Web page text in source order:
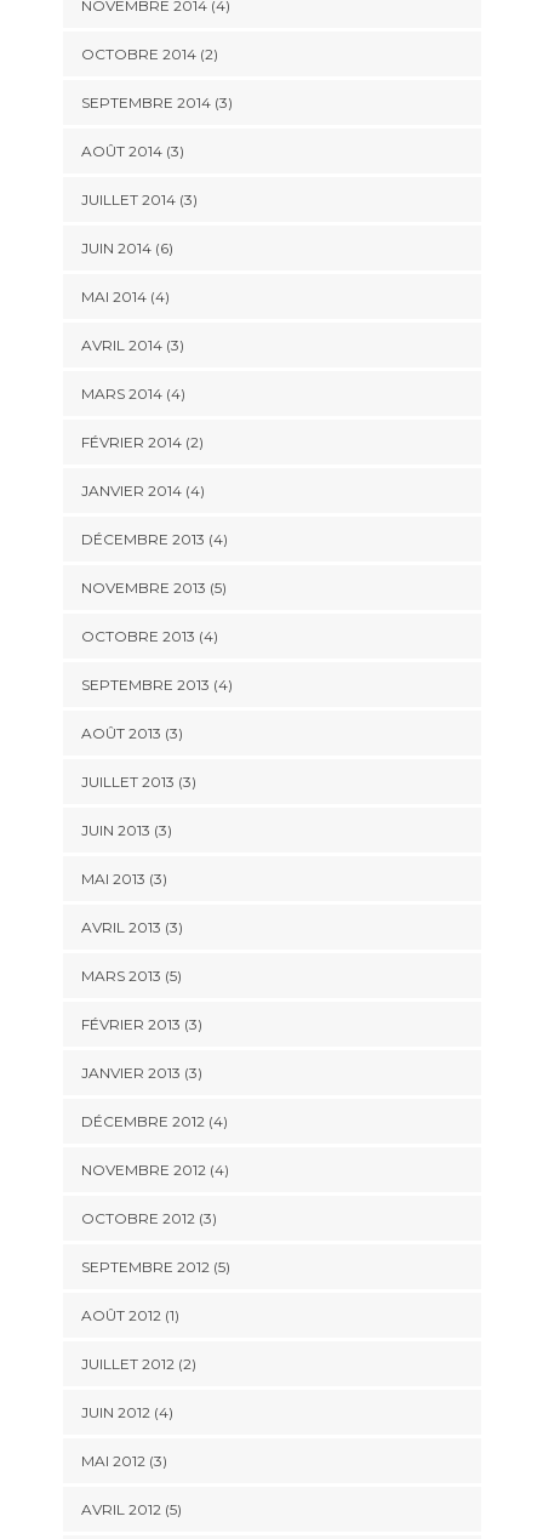
NOVEMBRE 2014(4)
OCTOBRE 2014(2)
SEPTEMBRE 2014(3)
AOÛT 2014(3)
JUILLET 2014(3)
JUIN 2014(6)
MAI 2014(4)
AVRIL 2014(3)
MARS 2014(4)
FÉVRIER 2014(2)
JANVIER 2014(4)
DÉCEMBRE 2013 (4)
NOVEMBRE 2013 (5)
OCTOBRE 2013 (4)
SEPTEMBRE 2013 (4)
AOÛT 2013 (3)
JUILLET 2013 (3)
JUIN 2013 (3)
MAI 2013 (3)
AVRIL 2013 (3)
MARS 2013 (5)
FÉVRIER 2013 (3)
JANVIER 2013 (3)
DÉCEMBRE 2012(4)
NOVEMBRE 2012(4)
OCTOBRE 2012(3)
SEPTEMBRE 2012(5)
AOÛT 2012(1)
JUILLET 2012(2)
JUIN 2012(4)
MAI 2012(3)
AVRIL 2012(5)